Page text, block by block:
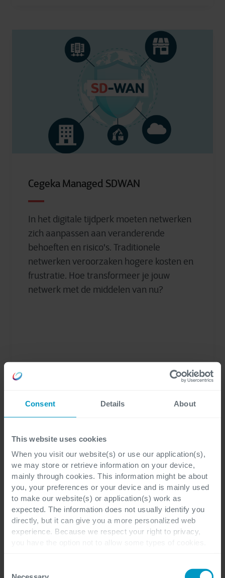
Consent Details About
This website uses cookies
When you visit our website(s) or use our application(s),
we may store or retrieve information on your device,
mainly through cookies. This information might be about
you, your preferences or your device and is mainly used
to make our website(s) or application(s) work as
expected. The information does not usually identify you
directly, but it can give you a more personalized web
experience. Because we respect your right to privacy,
you disable certain cookies, you should be aware that
Cegeka Managed SDWAN
In het digitale tijdperk moeten netwerken
zich aanpassen aan veranderende
behoeften en risico's. Traditionele
netwerken veroorzaken hogere kosten en
frustratie. Hoe transformeer je jouw
netwerk met de middelen van nu?